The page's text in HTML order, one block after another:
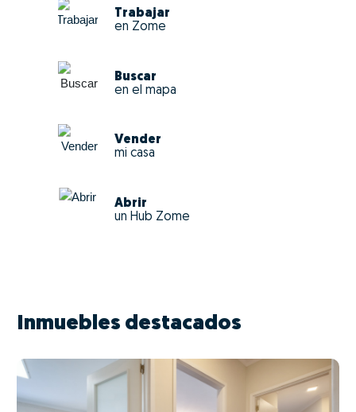
Trabajar
en Zome
Buscar
en el mapa
Vender
mi casa
Abrir
un Hub Zome
Inmuebles destacados